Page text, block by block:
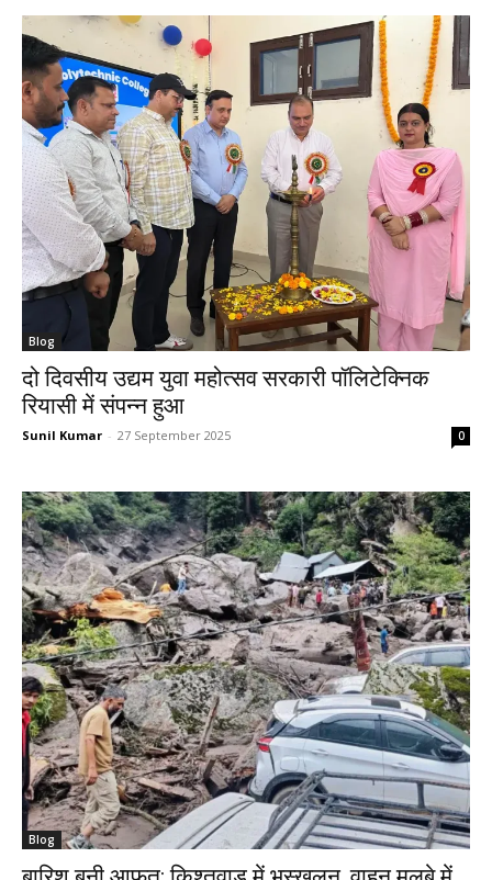
Blog
दो दिवसीय उद्यम युवा महोत्सव सरकारी पॉलिटेक्निक
रियासी में संपन्न हुआ
Sunil Kumar - 27 September 2025 0
Blog